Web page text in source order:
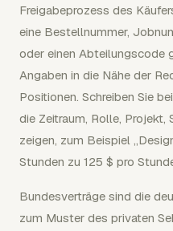
Freigabeprozess des
eine Bestellnummer,
oder einen Abteilungscode
Angaben in die Nähe der
Positionen. Schreiben Sie
die Zeitraum, Rolle, Projekt,
zeigen, zum Beispiel
Stunden zu 125 $ pro
Bundesverträge sind die
zum Muster des privaten